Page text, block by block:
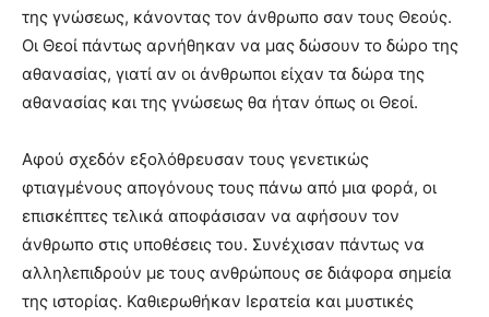
της γνώσεως, κάνοντας τον άνθρωπο σαν τους Θεούς.
Οι Θεοί πάντως αρνήθηκαν να μας δώσουν το δώρο της
αθανασίας, γιατί αν οι άνθρωποι είχαν τα δώρα της
αθανασίας και της γνώσεως θα ήταν όπως οι Θεοί.
Αφού σχεδόν εξολόθρευσαν τους γενετικώς
φτιαγμένους απογόνους τους πάνω από μια φορά, οι
επισκέπτες τελικά αποφάσισαν να αφήσουν τον
άνθρωπο στις υποθέσεις του. Συνέχισαν πάντως να
αλληλεπιδρούν με τους ανθρώπους σε διάφορα σημεία
της ιστορίας. Καθιερωθήκαν Ιερατεία και μυστικές